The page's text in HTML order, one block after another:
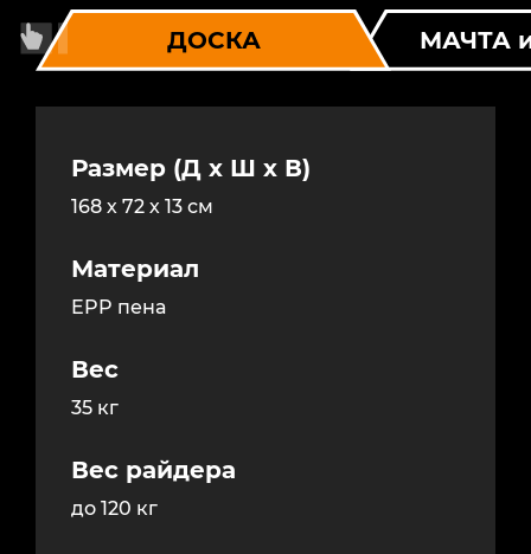
ДОСКА МАЧТА
Размер (Д x Ш x В)
168 х 72 х 13 см
Материал
EPP пена
Вес
35 кг
Вес райдера
до 120 кг